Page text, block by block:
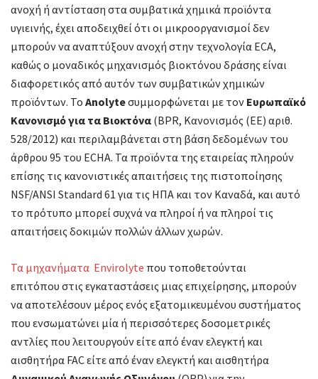
ανοχή ή αντίσταση στα συμβατικά χημικά προϊόντα
υγιεινής, έχει αποδειχθεί ότι οι μικροοργανισμοί δεν
μπορούν να αναπτύξουν ανοχή στην τεχνολογία ECA,
καθώς ο μοναδικός μηχανισμός βιοκτόνου δράσης είναι
διαφορετικός από αυτόν των συμβατικών χημικών
προϊόντων. Το Anolyteσυμμορφώνεται με τον Ευρωπαϊκό
Κανονισμό για τα Βιοκτόνα (BPR, Κανονισμός (ΕΕ) αριθ.
528/2012) και περιλαμβάνεται στη βάση δεδομένων του
άρθρου 95 του ECHA. Τα προϊόντα της εταιρείας πληρούν
επίσης τις κανονιστικές απαιτήσεις της πιστοποίησης
NSF/ANSI Standard 61 για τις ΗΠΑ και τον Καναδά, και αυτό
το πρότυπο μπορεί συχνά να πληροί ή να πληροί τις
απαιτήσεις δοκιμών πολλών άλλων χωρών.
Τα μηχανήματα Envirolyte που τοποθετούνται
επιτόπου στις εγκαταστάσεις μιας επιχείρησης, μπορούν
να αποτελέσουν μέρος ενός εξατομικευμένου συστήματος
που ενσωματώνει μία ή περισσότερες δοσομετρικές
αντλίες που λειτουργούν είτε από έναν ελεγκτή και
αισθητήρα FAC είτε από έναν ελεγκτή και αισθητήρα